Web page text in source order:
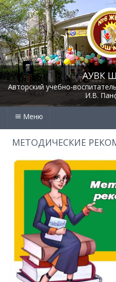
АУВК
Авторский учебно-
И.В.
Меню
МЕТОДИЧЕСКИЕ